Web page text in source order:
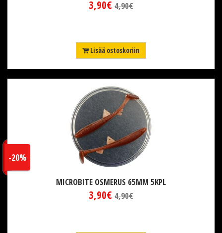
3,90€ 4,90€
Lisää ostoskoriin
MICROBITE OSMERUS 65MM 5KPL
3,90€
-20%
4,90€